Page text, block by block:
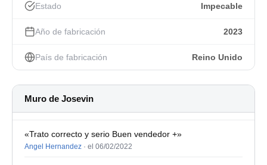
Dispongo de una segunda unidad
SSL UF8 - 2
Serial Number: UF-014603-EEBC107BBD12
estéticos
Estado Impecable
Año de fabricación 2023
País de fabricación Reino Unido
Muro de Josevin
«Trato correcto y serio Buen vendedor +»
Angel Hernandez · el 06/02/2022